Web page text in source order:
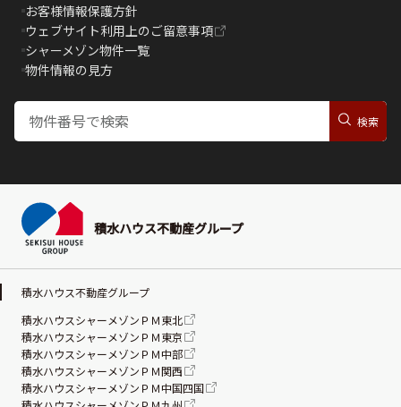
お客様情報保護方針
ウェブサイト利用上のご留意事項
シャーメゾン物件一覧
物件情報の見方
積水ハウス不動産グループ
積水ハウス不動産グループ
積水ハウスシャーメゾンＰＭ東北
積水ハウスシャーメゾンＰＭ東京
積水ハウスシャーメゾンＰＭ中部
積水ハウスシャーメゾンＰＭ関西
積水ハウスシャーメゾンＰＭ中国四国